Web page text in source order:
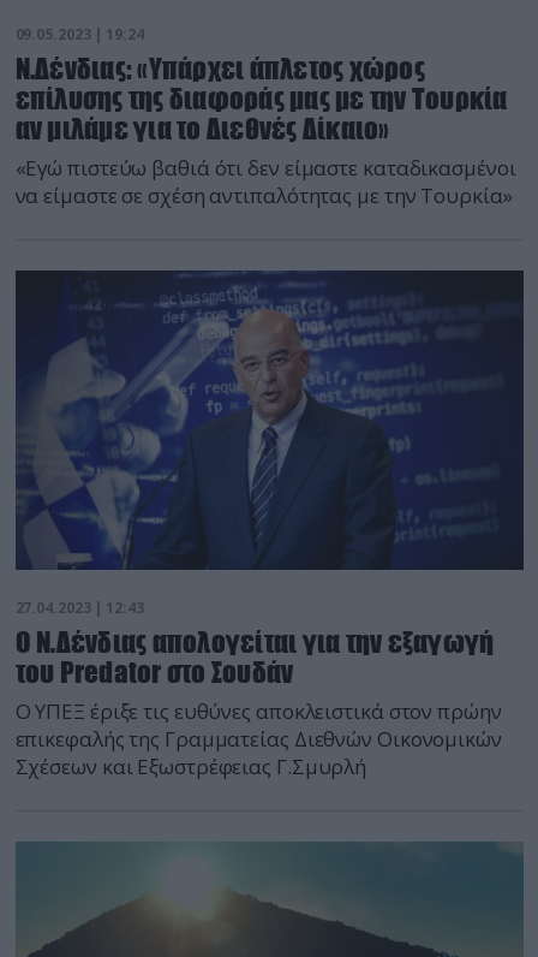
09.05.2023 | 19:24
Ν.Δένδιας: «Υπάρχει άπλετος χώρος
επίλυσης της διαφοράς μας με την Τουρκία
αν μιλάμε για το Διεθνές Δίκαιο»
«Εγώ πιστεύω βαθιά ότι δεν είμαστε καταδικασμένοι
να είμαστε σε σχέση αντιπαλότητας με την Τουρκία»
27.04.2023 | 12:43
Ο Ν.Δένδιας απολογείται για την εξαγωγή
του Predator στο Σουδάν
Ο ΥΠΕΞ έριξε τις ευθύνες αποκλειστικά στον πρώην
επικεφαλής της Γραμματείας Διεθνών Οικονομικών
Σχέσεων και Εξωστρέφειας Γ.Σμυρλή